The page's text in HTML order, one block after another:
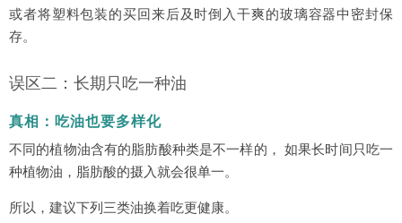
或者将塑料包装的买回来后及时倒入干爽的玻璃容器中密封保
存。
误区二：长期只吃一种油
真相：吃油也要多样化
不同的植物油含有的脂肪酸种类是不一样的， 如果长时间只吃一
种植物油，脂肪酸的摄入就会很单一。
所以，建议下列三类油换着吃更健康。